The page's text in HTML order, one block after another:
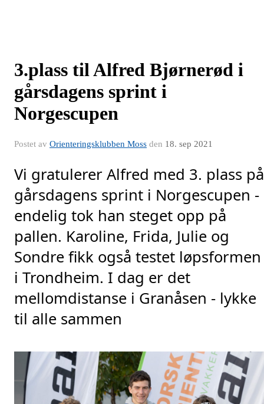
3.plass til Alfred Bjørnerød i
gårsdagens sprint i
Norgescupen
Postet av Orienteringsklubben Moss den 18. sep 2021
Vi gratulerer Alfred med 3. plass på
gårsdagens sprint i Norgescupen -
endelig tok han steget opp på
pallen. Karoline, Frida, Julie og
Sondre fikk også testet løpsformen
i Trondheim. I dag er det
mellomdistanse i Granåsen - lykke
til alle sammen